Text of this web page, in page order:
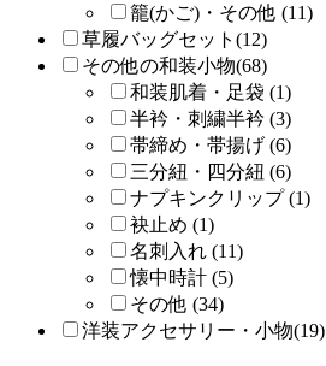
籠(かご)・その他 (11)
草履バッグセット(12)
その他の和装小物(68)
和装肌着・足袋 (1)
半衿・刺繍半衿 (3)
帯締め・帯揚げ (6)
三分紐・四分紐 (6)
ナプキンクリップ (1)
袂止め (1)
名刺入れ (11)
懐中時計 (5)
その他 (34)
洋装アクセサリー・小物(19)